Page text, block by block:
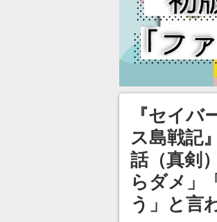
『セイ
ス島戦記
話（真剣
らダメ」
う」と言